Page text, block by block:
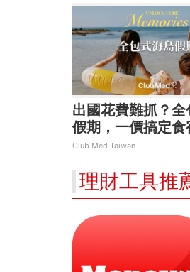
出國花費難抓？全
假期，一價搞定食
省錢更省心！
Club Med Taiwan
理財工具推